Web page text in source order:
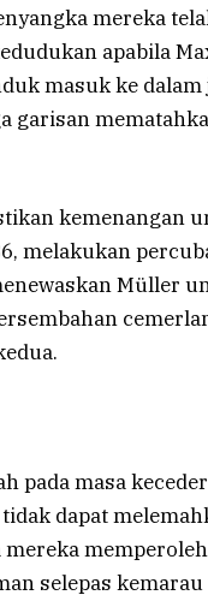
mereka
apabila
masuk ke
garisan
kemenangan
melakukan
Müller
pada masa
tidak dapat
mereka
selepas